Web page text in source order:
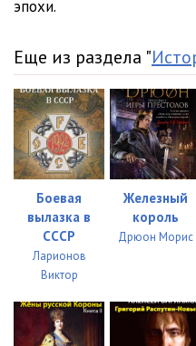
026
027
028
029
030
031
033
эпохи.
Еще из раздела "
Боевая
вылазка в
СССР
Ларионов
Виктор
Железный
король
Дрюон Морис